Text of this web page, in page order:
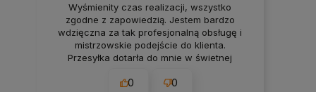
Wyśmienity czas realizacji, wszystko
zgodne z zapowiedzią. Jestem bardzo
wdzięczna za tak profesjonalną obsługę i
mistrzowskie podejście do klienta.
Przesyłka dotarła do mnie w świetnej
to, czego potrzebuję.
0 0